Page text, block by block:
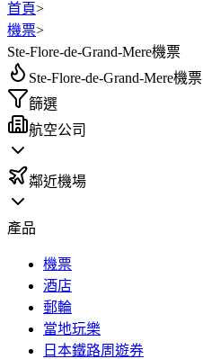
首頁>
機票>
Ste-Flore-de-Grand-Mere機票
Ste-Flore-de-Grand-Mere機票
篩選
航空公司
鄰近機場
產品
機票
酒店
郵輪
當地玩樂
日本鐵路周遊券